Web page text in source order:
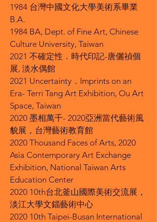
1984 台灣中國文化大學美術系畢業
B.A.
1984 BA, Dept. of Fine Art, Chinese
Culture University, Taiwan
2021 不確定性．時代印記-唐儷禎個
展, 淡水偶館
2021 Uncertainty．Imprints on an
Era- Terri Tang Art Exhibition, Ou Art
Space, Taiwan
2020 墨相萬千- 2020亞洲當代藝術風
貌展，台灣藝術教育館
2020 Thousand Faces of Arts, 2020
Asia Contemporary Art Exchange
Exhibition, National Taiwan Arts
Education Center
2020 10th台北釜山國際美術交流展，
淡江大學文錙藝術中心
2020 10th Taipei-Busan International